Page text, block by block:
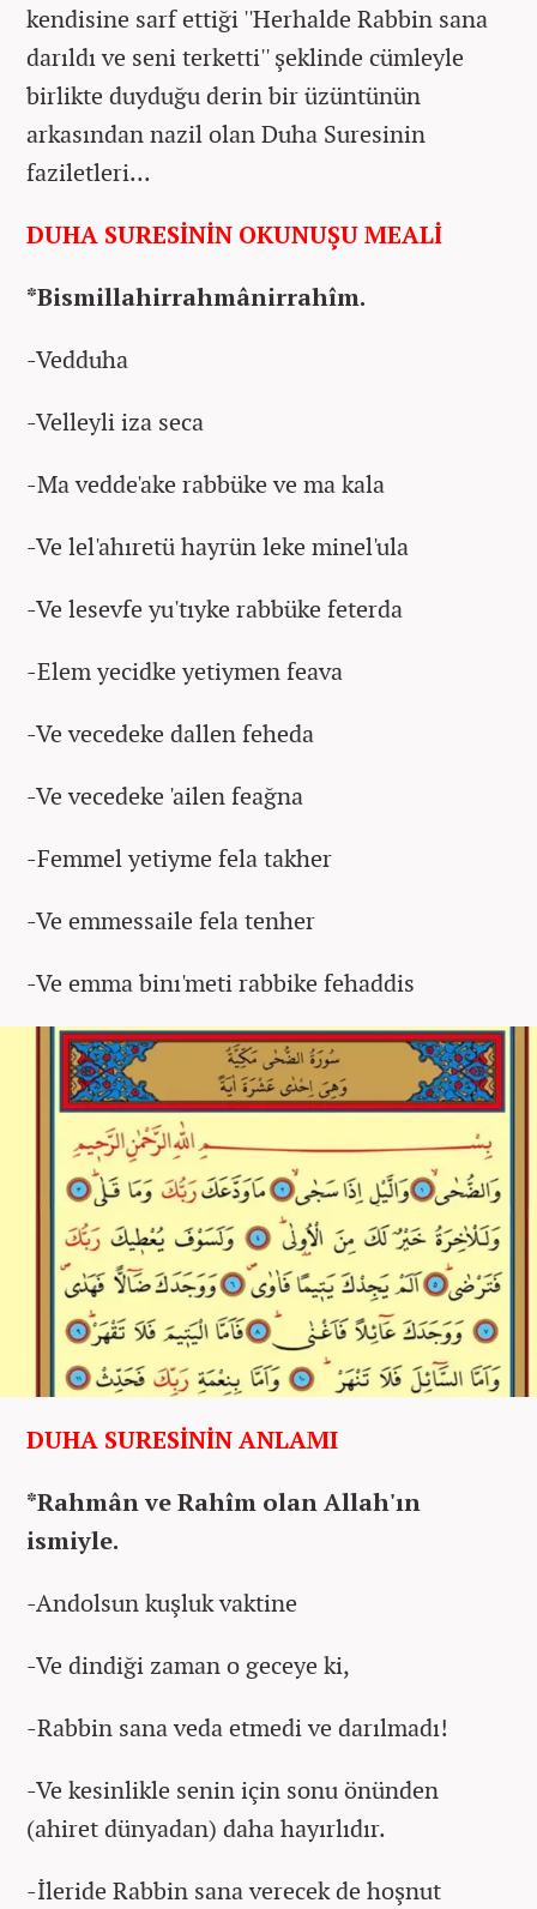
kendisine sarf ettiği ''Herhalde Rabbin sana
darıldı ve seni terketti'' şeklinde cümleyle
birlikte duyduğu derin bir üzüntünün
arkasından nazil olanDuha Suresinin
faziletleri...
DUHA SURESİNİN OKUNUŞU MEALİ
*Bismillahirrahmânirrahîm.
-Vedduha
-Velleyli iza seca
-Ma vedde'ake rabbüke ve ma kala
-Ve lel'ahıretü hayrün leke minel'ula
-Ve lesevfe yu'tıyke rabbüke feterda
-Elem yecidke yetiymen feava
-Ve vecedeke dallen feheda
-Ve vecedeke 'ailen feağna
-Femmel yetiyme fela takher
-Ve emmessaile fela tenher
-Ve emma binı'meti rabbike fehaddis
DUHA SURESİNİN ANLAMI
*Rahmân ve Rahîm olan Allah'ın
ismiyle.
-Andolsun kuşluk vaktine
-Ve dindiği zaman o geceye ki,
-Rabbin sana veda etmedi ve darılmadı!
-Ve kesinlikle senin için sonu önünden
(ahiret dünyadan) daha hayırlıdır.
-İleride Rabbin sana verecek de hoşnut